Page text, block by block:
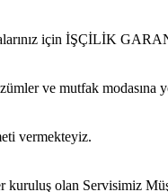
için İŞÇİLİK
ve mutfak modasına
vermekteyiz.
kuruluş olan Servisimiz